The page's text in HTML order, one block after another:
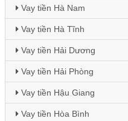
Vay tiền Hà Nam
Vay tiền Hà Tĩnh
Vay tiền Hải Dương
Vay tiền Hải Phòng
Vay tiền Hậu Giang
Vay tiền Hòa Bình